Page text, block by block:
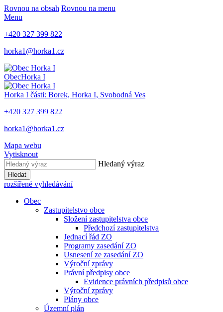
Rovnou na obsah Rovnou na menu
Menu
+420 327 399 822
horka1@horka1.cz
ObecHorka I
Horka I části: Borek, Horka I, Svobodná Ves
+420 327 399 822
horka1@horka1.cz
Mapa webu
Vytisknout
Hledaný výraz
Hledat
rozšířené vyhledávání
Obec
Zastupitelstvo obce
Složení zastupitelstva obce
Předchozí zastupitelstva
Jednací řád ZO
Programy zasedání ZO
Usnesení ze zasedání ZO
Výroční zprávy
Právní předpisy obce
Evidence právních předpisů obce
Výroční zprávy
Plány obce
Územní plán